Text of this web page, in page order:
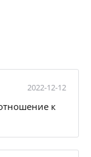
2022-12-12
к